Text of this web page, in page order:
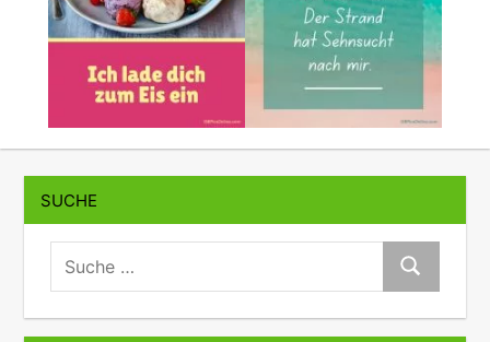
SUCHE
suche:
Suche